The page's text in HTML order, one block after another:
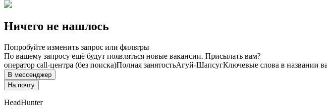
Ничего не нашлось
Попробуйте изменить запрос или фильтры
По вашему запросу ещё будут появляться новые вакансии. Присылать вам?
оператор call-центра (без поиска)Полная занятостьАгуй-ШапсугКлючевые слова в названии
В мессенджер
На почту
HeadHunter